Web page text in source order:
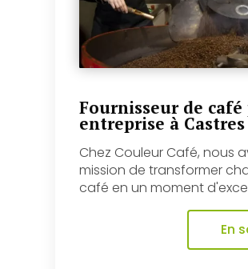
Fournisseur de
entreprise à Castres
Chez Couleur Café, nous
mission de transformer
café en un moment
En